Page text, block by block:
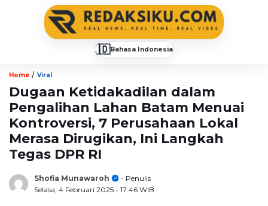
🇮🇩Bahasa Indonesia
Home / Viral
Dugaan Ketidakadilan dalam
Pengalihan Lahan Batam Menuai
Kontroversi, 7 Perusahaan Lokal
Merasa Dirugikan, Ini Langkah
Tegas DPR RI
Shofia Munawaroh
- Penulis
Selasa, 4 Februari 2025 - 17:46 WIB